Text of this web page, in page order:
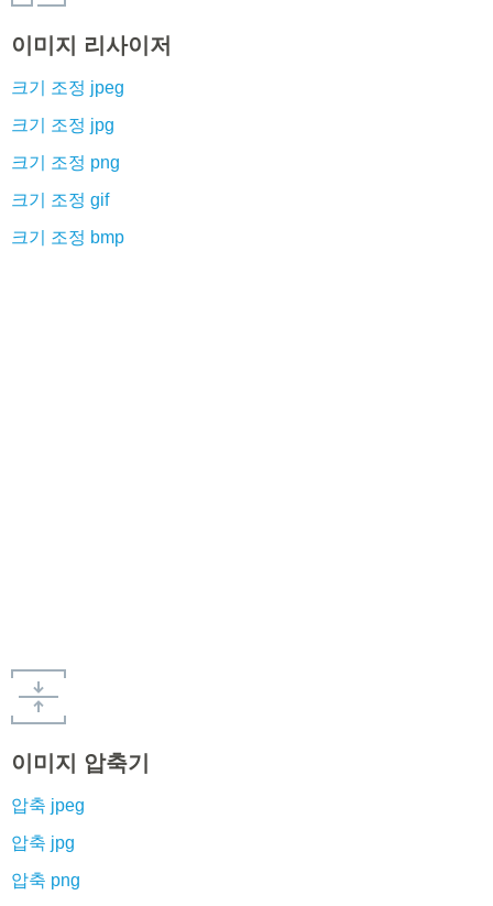
이미지 리사이저
크기 조정 jpeg
크기 조정 jpg
크기 조정 png
크기 조정 gif
크기 조정 bmp
이미지 압축기
압축 jpeg
압축 jpg
압축 png